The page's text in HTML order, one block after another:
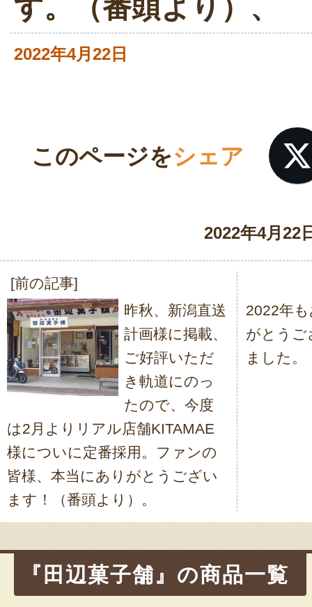
す。（番頭より）、
2022年4月22日
このページをシェア
2022年4月22
投
稿
ナ
ビ
ゲ
ー
シ
ョ
ン
[前の記事]
昨秋、新潟直送
計画様に掲載、
ご好評いただ
き軌道にのっ
たので、今度
は2月よりリアル店舗KITAMAE
様についに定番採用。ファンの
皆様、本当にありがとうござい
ます！（番頭より）。
2022年
がとうご
ました。
『田辺菓子舗』の商品一覧